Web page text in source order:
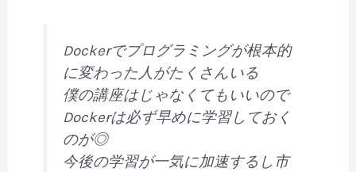
Dockerでプログラミングが根本的
に変わった人がたくさんいる
僕の講座はじゃなくてもいいので
Dockerは必ず早めに学習しておく
のが◎
今後の学習が一気に加速するし市